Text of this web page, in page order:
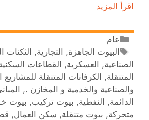
اقرأ المزيد
عام
البيوت الجاهزة, التجارية, الثكنات
الصناعية, العسكرية, القطاعات
المتنقلة, الكرفانات المتنقلة للمشاريع
والصناعية والخدمية و المخازن .,
الدائمة, النفطية, بيوت تركيب, بيوت
متحركة, بيوت متنقلة, سكن العمال,